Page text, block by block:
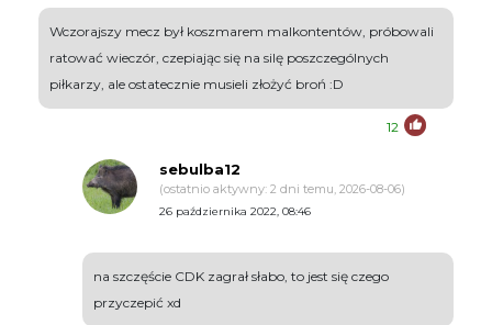
Wczorajszy mecz był koszmarem malkontentów, próbowali
ratować wieczór, czepiając się na silę poszczególnych
piłkarzy, ale ostatecznie musieli złożyć broń :D
12
sebulba12
(ostatnio aktywny: 2 dni temu, 2026-08-06)
26 października 2022, 08:46
na szczęście CDK zagrał słabo, to jest się czego
przyczepić xd